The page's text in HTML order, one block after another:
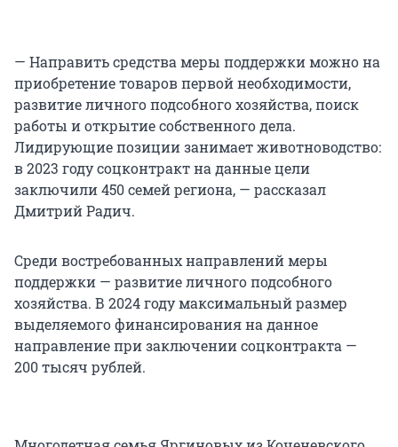
— Направить средства меры поддержки можно на
приобретение товаров первой необходимости,
развитие личного подсобного хозяйства, поиск
работы и открытие собственного дела.
Лидирующие позиции занимает животноводство:
в 2023 году соцконтракт на данные цели
заключили 450 семей региона, — рассказал
Дмитрий Радич.
Среди востребованных направлений меры
поддержки — развитие личного подсобного
хозяйства. В 2024 году максимальный размер
выделяемого финансирования на данное
направление при заключении соцконтракта —
200 тысяч рублей.